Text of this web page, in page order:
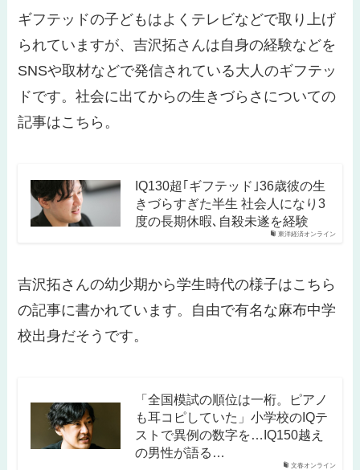
ギフテッドの子どもはよくテレビなどで取り上げ
られていますが、吉沢拓さんは自身の経験などを
SNSや取材などで発信されている大人のギフテッ
ドです。社会に出てからの生きづらさについての
記事はこちら。
東洋経済オンライン
IQ130超｢ギフテッド｣36歳彼の生
きづらすぎた半生 社会人になり3
度の長期休暇､自殺未遂を経験
吉沢拓さんの幼少期から学生時代の様子はこちら
の記事に書かれています。自由で有名な麻布中学
校出身だそうです。
文春オンライン
「全国模試の順位は一桁。ピアノ
も耳コピしていた」小学校のIQテ
ストで異例の数字を…IQ150越え
の男性が語る…